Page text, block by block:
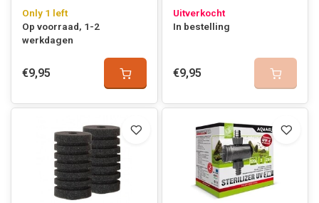
Only 1 left
Op voorraad, 1-2
werkdagen
€9,95
Uitverkocht
In bestelling
€9,95